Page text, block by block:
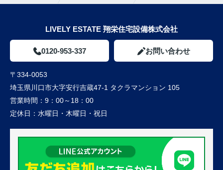
LIVELY ESTATE 翔栄住宅設備株式会社
0120-953-337 お問い合わせ
〒334-0053
埼玉県川口市大字安行吉蔵47-1 タクラマンション 105
営業時間： 9：00～18：00
定休日： 水曜日・木曜日・祝日